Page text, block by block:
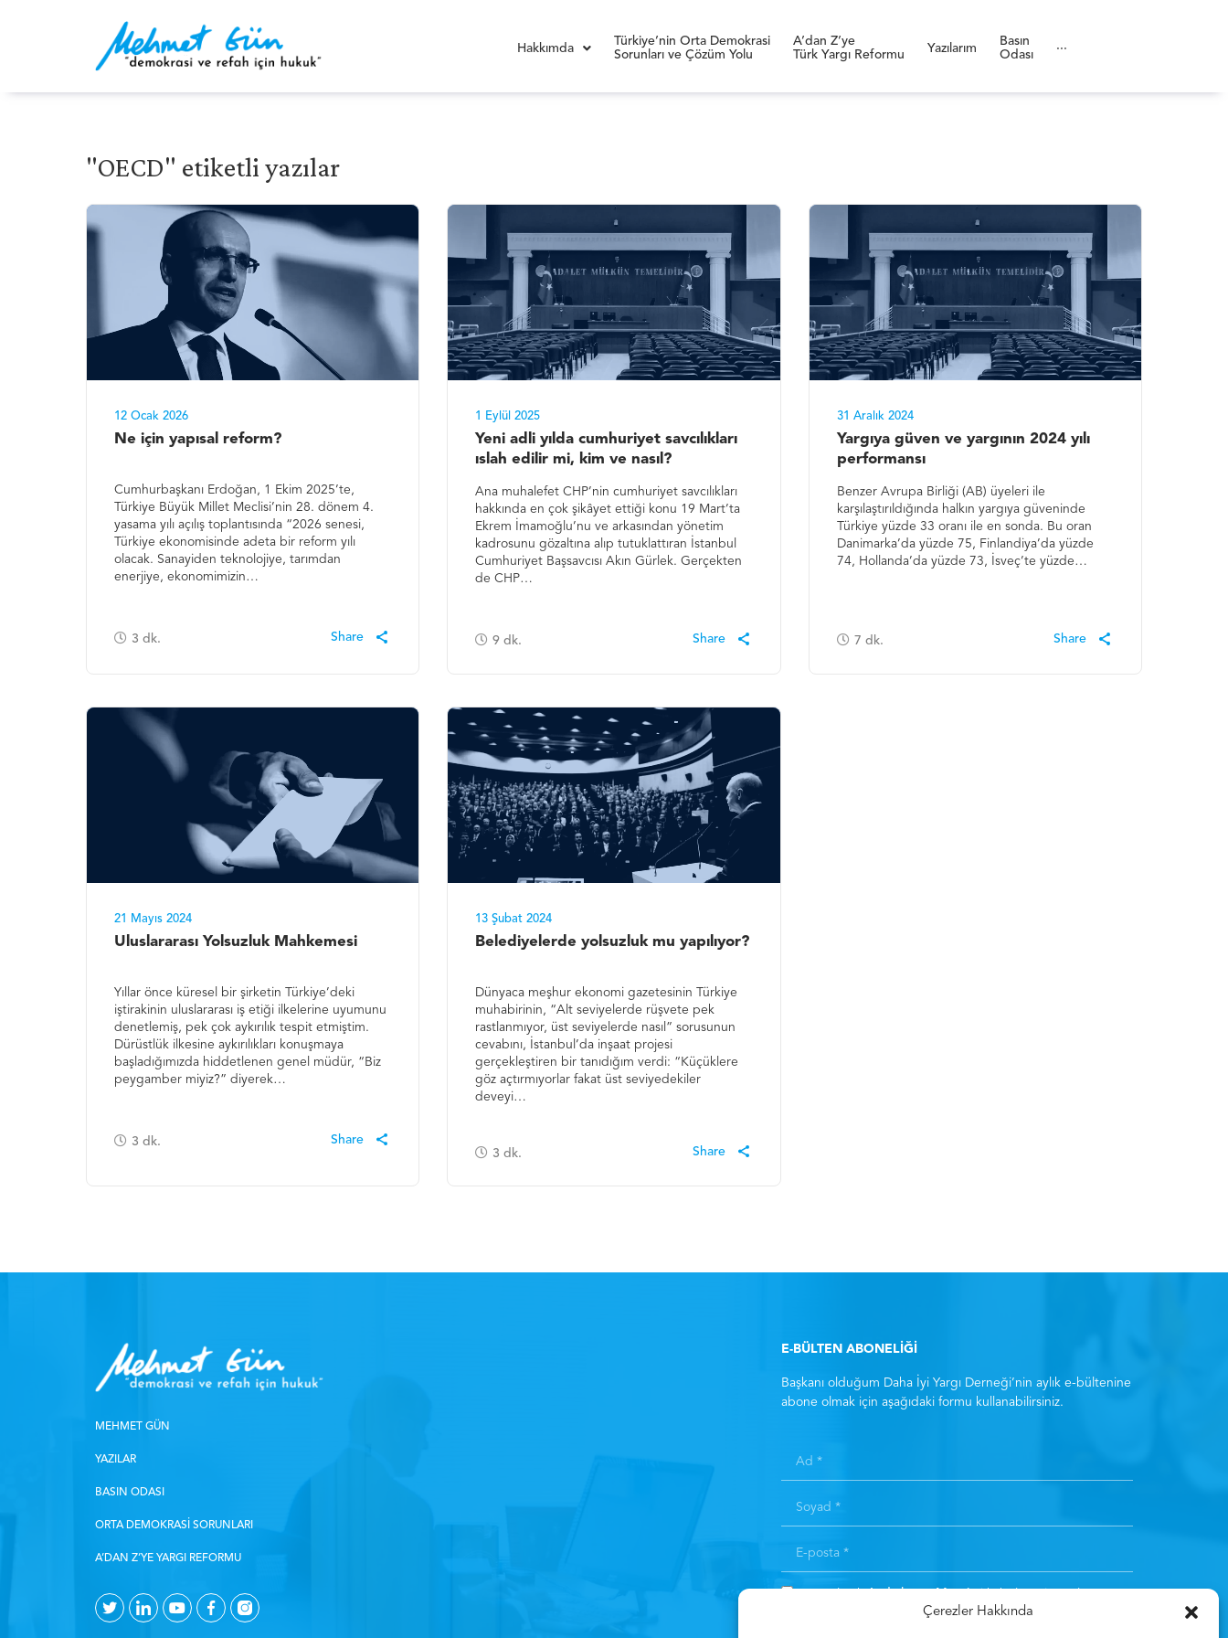
Çerezler Hakkında
Hakkımda
Türkiye’nin Orta Demokrasi
Sorunları ve Çözüm Yolu
A’dan Z’ye
Türk Yargı Reformu
Yazılarım
Basın
Odası
···
"OECD" etiketli yazılar
12 Ocak 2026
Ne için yapısal reform?
Cumhurbaşkanı Erdoğan, 1 Ekim 2025’te,
Türkiye Büyük Millet Meclisi’nin 28. dönem 4.
yasama yılı açılış toplantısında “2026 senesi,
Türkiye ekonomisinde adeta bir reform yılı
olacak. Sanayiden teknolojiye, tarımdan
enerjiye, ekonomimizin…
3 dk.
1 Eylül 2025
Yeni adli yılda cumhuriyet savcılıkları
ıslah edilir mi, kim ve nasıl?
Ana muhalefet CHP’nin cumhuriyet savcılıkları
hakkında en çok şikâyet ettiği konu 19 Mart’ta
Ekrem İmamoğlu’nu ve arkasından yönetim
kadrosunu gözaltına alıp tutuklattıran İstanbul
Cumhuriyet Başsavcısı Akın Gürlek. Gerçekten
de CHP…
9 dk.
31 Aralık 2024
Yargıya güven ve yargının 2024 yılı
performansı
Benzer Avrupa Birliği (AB) üyeleri ile
karşılaştırıldığında halkın yargıya güveninde
Türkiye yüzde 33 oranı ile en sonda. Bu oran
Danimarka’da yüzde 75, Finlandiya’da yüzde
74, Hollanda’da yüzde 73, İsveç’te yüzde…
7 dk.
21 Mayıs 2024
Uluslararası Yolsuzluk Mahkemesi
Yıllar önce küresel bir şirketin Türkiye’deki
iştirakinin uluslararası iş etiği ilkelerine uyumunu
denetlemiş, pek çok aykırılık tespit etmiştim.
Dürüstlük ilkesine aykırılıkları konuşmaya
başladığımızda hiddetlenen genel müdür, “Biz
peygamber miyiz?” diyerek…
3 dk.
13 Şubat 2024
Belediyelerde yolsuzluk mu yapılıyor?
Dünyaca meşhur ekonomi gazetesinin Türkiye
muhabirinin, “Alt seviyelerde rüşvete pek
rastlanmıyor, üst seviyelerde nasıl” sorusunun
cevabını, İstanbul’da inşaat projesi
gerçekleştiren bir tanıdığım verdi: “Küçüklere
göz açtırmıyorlar fakat üst seviyedekiler
deveyi…
3 dk.
MEHMET GÜN
YAZILAR
BASIN ODASI
ORTA DEMOKRASI SORUNLARI
A’DAN Z’YE YARGI REFORMU
E-BÜLTEN ABONELİĞİ
Başkanı olduğum Daha İyi Yargı Derneği’nin aylık e-bültenine
abone olmak için aşağıdaki formu kullanabilirsiniz.